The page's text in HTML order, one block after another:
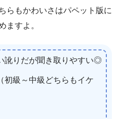
らもかわいさはパペット版に
ますよ。
訛りだが聞き取りやすい◎
初級～中級どちらもイケ